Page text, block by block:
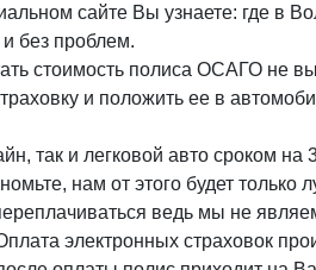
сайте Вы узнаете: где в
без проблем.
стоимость полиса ОСАГО не
и положить ее в
так и легковой авто сроком на
нам от этого будет только
ведь мы не
электронных страховок